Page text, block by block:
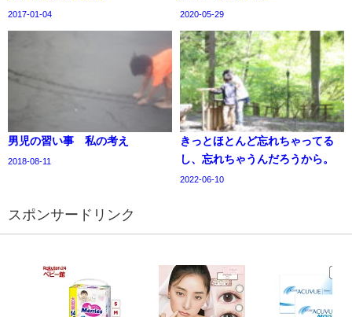
2017-01-04 2020-05-29
男児の習い事 私の考え
2018-08-11
きっとほとんど忘れちゃってる
し、忘れちゃうんだろうから。
2022-06-10
スポンサードリンク